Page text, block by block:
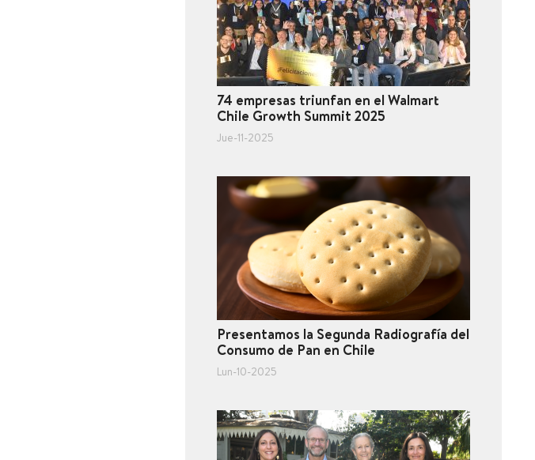
74 empresas triunfan en el Walmart
Chile Growth Summit 2025
Jue-11-2025
Presentamos la Segunda Radiografía del
Consumo de Pan en Chile
Lun-10-2025